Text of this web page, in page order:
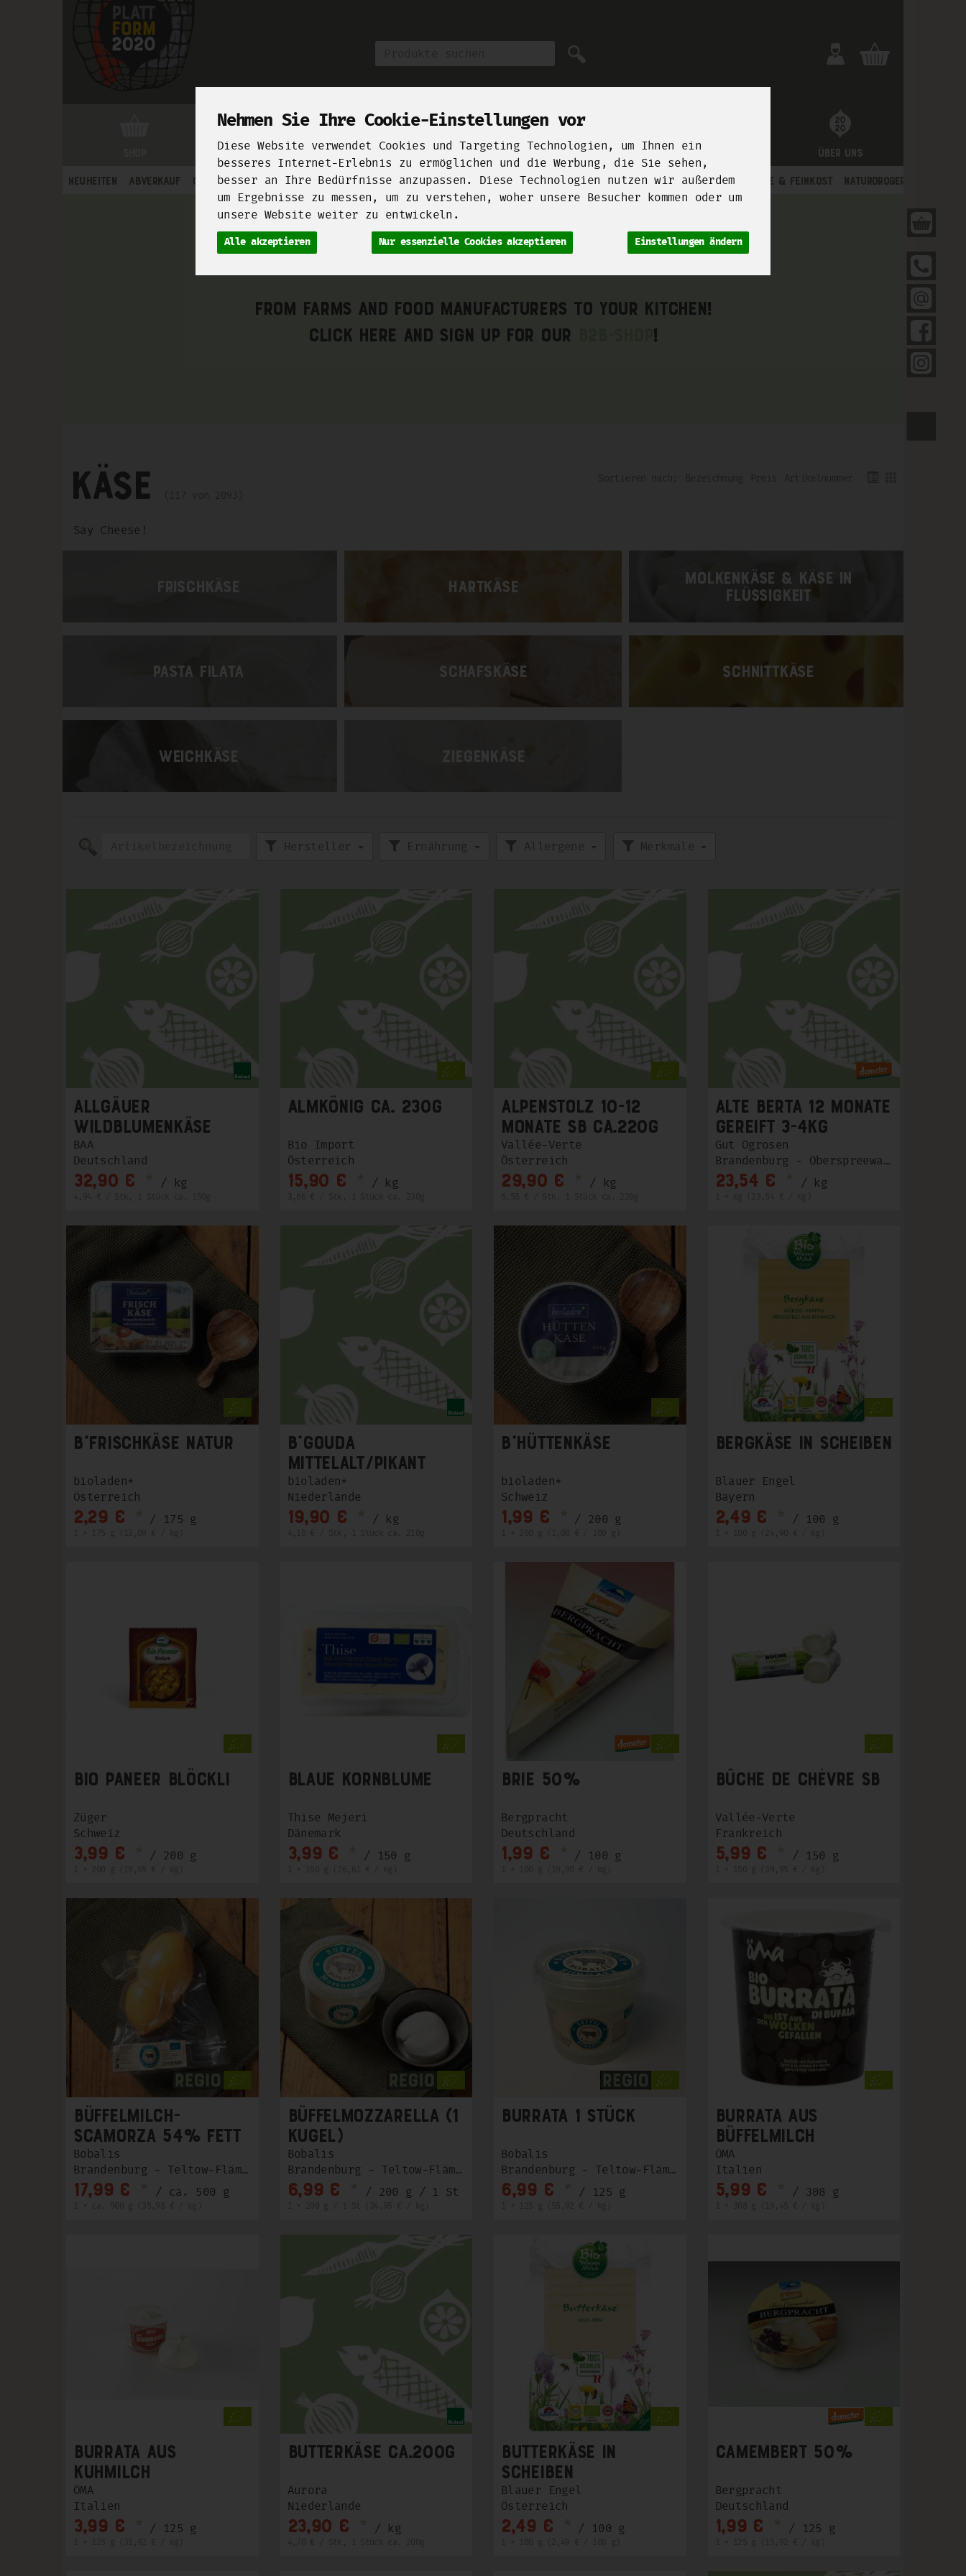
Nehmen Sie Ihre Cookie-Einstellungen vor
Diese Website verwendet Cookies und Targeting Technologien, um Ihnen ein
besseres Internet-Erlebnis zu ermöglichen und die Werbung, die Sie sehen,
besser an Ihre Bedürfnisse anzupassen. Diese Technologien nutzen wir außerdem
um Ergebnisse zu messen, um zu verstehen, woher unsere Besucher kommen oder um
unsere Website weiter zu entwickeln.
Alle akzeptieren Nur essenzielle Cookies akzeptieren Einstellungen ändern
Produkt
Neuheiten Abverkauf Obst Gemüse Milch, Käse & Eier Vegane Welt Fleisch, Wurst & Fisch Brot & Backwaren Trockenprodukte & Feinkost Naturdrogerie
Markthalle Neun Unsere Höfe Berliner Manufakturen Startups for Future Unsere Boxen Über uns
For Chefs
From farms and food manufacturers to your kitchen!
Click here and sign up for our
!
Käse
Say Cheese!
Frischkäse Hartkäse
Molkenkäse & Käse in
Flüssigkeit
Pasta Filata Schafskäse Schnittkäse
Weichkäse Ziegenkäse
Hersteller Ernährung Allergene Merkmale
Allgäuer
Wildblumenkäse
ca.150g
BAA
Deutschland
32,90 € / kg
Almkönig ca. 230g
Bio Import
Österreich
15,90 € / kg
Alpenstolz 10-12
Monate SB ca.220g
Vallée-Verte
Österreich
29,90 € / kg
Alte Berta 12 Monate
gereift 3-4kg
Gut Ogrosen
Brandenburg - Oberspreewald-Lausitz
23,54 € / kg
b*Frischkäse Natur
bioladen*
Österreich
2,29 € / 175 g
b*Gouda
mittelalt/pikant
ca.210g
bioladen*
Niederlande
19,90 € / kg
b*Hüttenkäse
bioladen*
Schweiz
1,99 € / 200 g
Bergkäse in Scheiben
Blauer Engel
Bayern
2,49 € / 100 g
Bio Paneer Blöckli
Züger
Schweiz
3,99 € / 200 g
Blaue Kornblume
Thise Mejeri
Dänemark
3,99 € / 150 g
Brie 50%
Bergpracht
Deutschland
1,99 € / 100 g
Bûche de Chèvre SB
Vallée-Verte
Frankreich
5,99 € / 150 g
Büffelmilch-
Scamorza 54% Fett
i. Tr.
Bobalis
Brandenburg - Teltow-Fläming
17,99 € / ca. 500 g
Büffelmozzarella (1
Kugel)
Bobalis
Brandenburg - Teltow-Fläming
6,99 € / 200 g / 1 St
Burrata 1 Stück
Bobalis
Brandenburg - Teltow-Fläming
6,99 € / 125 g
Burrata aus
Büffelmilch
ÖMA
Italien
5,99 € / 308 g
Burrata aus
Kuhmilch
ÖMA
Italien
3,99 € / 125 g
Butterkäse ca.200g
Aurora
Niederlande
23,90 € / kg
Butterkäse in
Scheiben
Blauer Engel
Österreich
2,49 € / 100 g
Camembert 50%
Bergpracht
Deutschland
1,99 € / 125 g